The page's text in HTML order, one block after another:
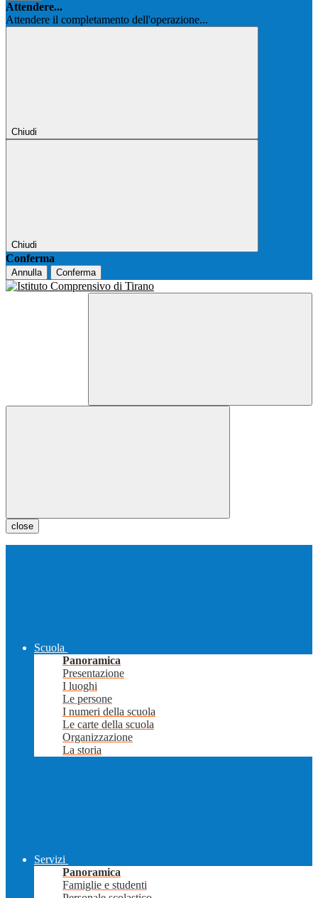
Attendere...
Attendere il completamento dell'operazione...
Chiudi
Chiudi
Conferma
Annulla Conferma
close
Scuola
Panoramica
Presentazione
I luoghi
Le persone
I numeri della scuola
Le carte della scuola
Organizzazione
La storia
Servizi
Panoramica
Famiglie e studenti